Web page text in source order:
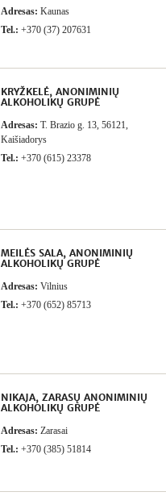
Adresas: Kaunas
Tel.: +370 (37) 207631
KRYŽKELĖ, ANONIMINIŲ
ALKOHOLIKŲ GRUPĖ
Adresas: T. Brazio g. 13, 56121,
Kaišiadorys
Tel.: +370 (615) 23378
MEILĖS SALA, ANONIMINIŲ
ALKOHOLIKŲ GRUPĖ
Adresas: Vilnius
Tel.: +370 (652) 85713
NIKAJA, ZARASŲ ANONIMINIŲ
ALKOHOLIKŲ GRUPĖ
Adresas: Zarasai
Tel.: +370 (385) 51814